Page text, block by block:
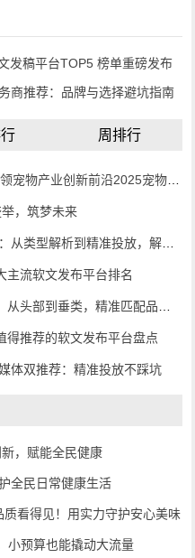
发稿平台TOP5 榜单重磅发布
商推荐：品牌与选择避坑指南
周排行
2025宠物产业科技创新与融资论坛成功举办
，筑梦未来
析到精准投放，解锁高效传播密码
主流软文发布平台排名
到垂类，精准匹配品牌传播需求
得推荐的软文发布平台盘点
体双推荐：精准投放不踩坑
，赋能全民健康
全民日常健康生活
看得见！用实力守护安心美味
小预算也能撬动大流量